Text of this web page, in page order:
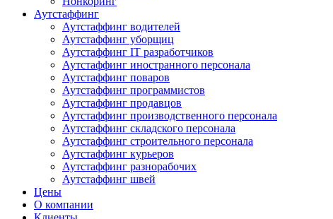
Аутстаффинг
Аутстаффинг водителей
Аутстаффинг уборщиц
Аутстаффинг IT разработчиков
Аутстаффинг иностранного персонала
Аутстаффинг поваров
Аутстаффинг программистов
Аутстаффинг продавцов
Аутстаффинг производственного персонала
Аутстаффинг складского персонала
Аутстаффинг строительного персонала
Аутстаффинг курьеров
Аутстаффинг разнорабочих
Аутстаффинг швей
Цены
О компании